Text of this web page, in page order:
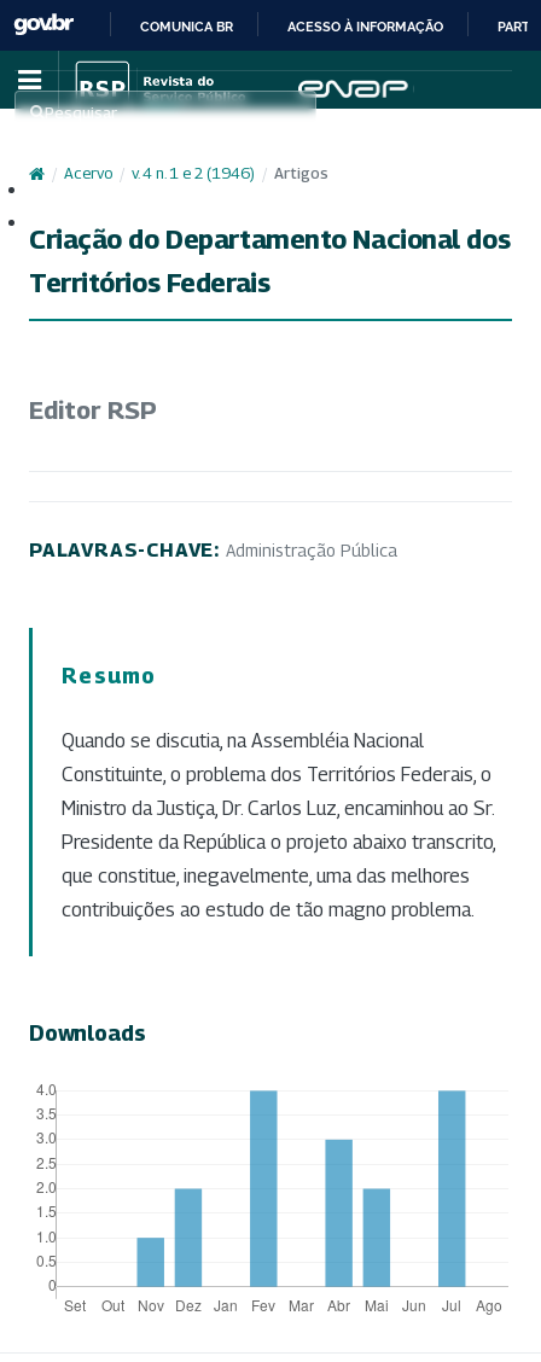
IR
PARA
CONTEÚDO
COMUNICA BR ACESSO À INFORMAÇÃO
Pesquisar
/ Acervo / v. 4 n. 1 e 2 (1946) / Artigos
Criação do Departamento Nacional dos
Territórios Federais
Editor RSP
PALAVRAS-CHAVE: Administração Pública
Resumo
Quando se discutia, na Assembléia Nacional
Constituinte, o problema dos Territórios Federais, o
Ministro da Justiça, Dr. Carlos Luz, encaminhou ao Sr.
Presidente da República o projeto abaixo transcrito,
que constitue, inegavelmente, uma das melhores
contribuições ao estudo de tão magno problema.
Downloads